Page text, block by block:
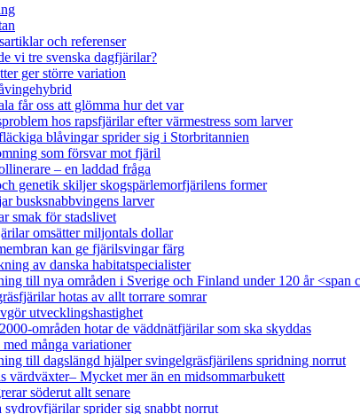
och referenser
vi tre svenska dagfjärilar?
ger större variation
får oss att glömma hur det var
hos rapsfjärilar efter värmestress som larver
blåvingar sprider sig i Storbritannien
som försvar mot fjäril
– en laddad fråga
genetik skiljer skogspärlemorfjärilens former
busksnabbvingens larver
smak för stadslivet
omsätter miljontals dollar
kan ge fjärilsvingar färg
av danska habitatspecialister
till nya områden i Sverige och Finland under 120 år
hotas av allt torrare somrar
utvecklingshastighet
områden hotar de väddnätfjärilar som ska skyddas
många variationer
till dagslängd hjälper svingelgräsfjärilens spridning norrut
värdväxter– Mycket mer än en midsommarbukett
söderut allt senare
sydrovfjärilar sprider sig snabbt norrut